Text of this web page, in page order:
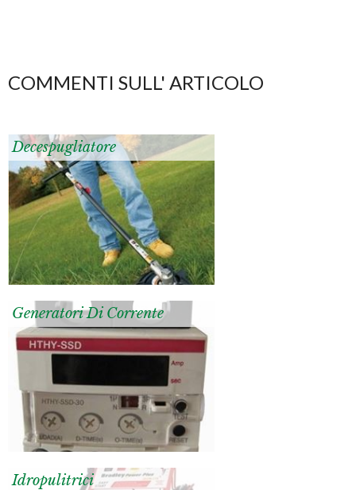
COMMENTI SULL' ARTICOLO
Decespugliatore
Generatori Di Corrente
Idropulitrici